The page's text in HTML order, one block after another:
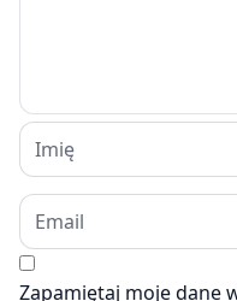
Zapamiętaj moje dane